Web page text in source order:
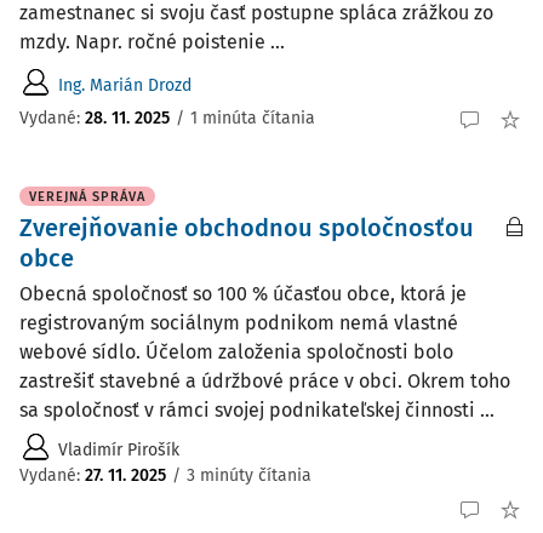
zamestnanec si svoju časť postupne spláca zrážkou zo
mzdy. Napr. ročné poistenie ...
Ing. Marián Drozd
Vydané: 28. 11. 2025 / 1 minúta čítania
VEREJNÁ SPRÁVA
Zverejňovanie obchodnou spoločnosťou
obce
Obecná spoločnosť so 100 % účasťou obce, ktorá je
registrovaným sociálnym podnikom nemá vlastné
webové sídlo. Účelom založenia spoločnosti bolo
zastrešiť stavebné a údržbové práce v obci. Okrem toho
sa spoločnosť v rámci svojej podnikateľskej činnosti ...
Vladimír Pirošík
Vydané: 27. 11. 2025 / 3 minúty čítania